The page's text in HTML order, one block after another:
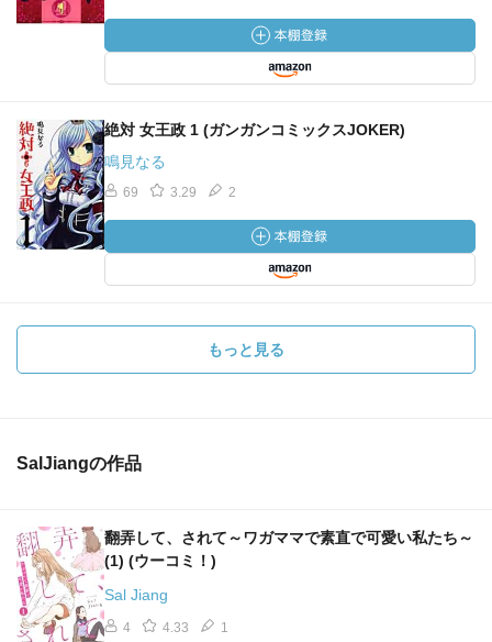
絶対 女王政 1 (ガンガンコミックスJOKER)
鳴見なる
69 3.29 2
もっと見る
SalJiangの作品
翻弄して、されて～ワガママで素直で可愛い私たち～
(1) (ウーコミ！)
Sal Jiang
4 4.33 1